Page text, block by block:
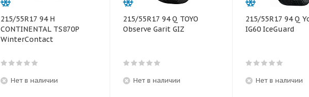
215/55R17 94 H
CONTINENTAL TS870P
WinterContact
Нет в наличии
215/55R17 94 Q TOYO
Observe Garit GIZ
Нет в наличии
215/55R17 94 Q
IG60 IceGuard
Нет в наличии